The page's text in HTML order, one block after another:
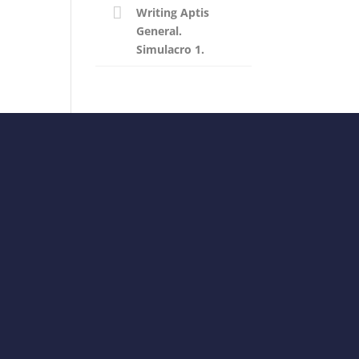
Writing Aptis
General.
Simulacro 1.